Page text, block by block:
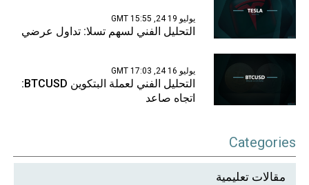
يوليو 19 24, 15:55 GMT
التحليل الفني لسهم تسلا: تداول عرضي
يوليو 16 24, 17:03 GMT
التحليل الفني لعملة البتكوين BTCUSD:
اتجاه صاعد
Categories
مقالات تعليمية